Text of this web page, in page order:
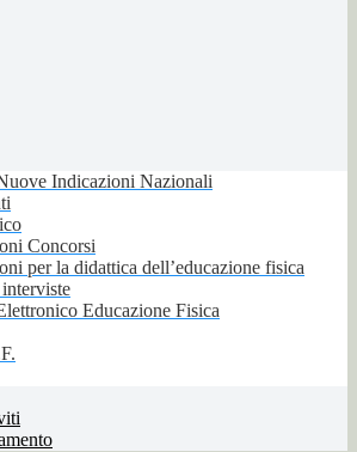
Indicazioni Nazionali
Concorsi
per la didattica dell’educazione fisica
Educazione Fisica